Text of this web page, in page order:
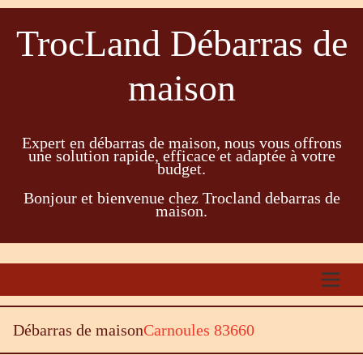
TrocLand Débarras de
maison
Expert en débarras de maison, nous vous offrons
une solution rapide, efficace et adaptée à votre
budget.
Bonjour et bienvenue chez Trocland debarras de
maison.
Débarras de maisonCarnoules 83660